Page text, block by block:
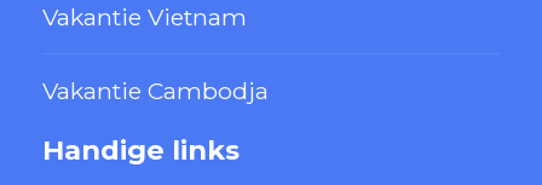
Vakantie Vietnam
Vakantie Cambodja
Handige links